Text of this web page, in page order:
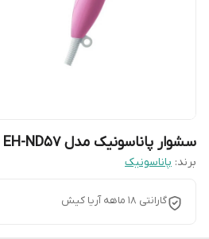
سشوار پاناسونیک مدل EH-ND57
برند: پاناسونیک
گارانتی 18 ماهه آریا کیش